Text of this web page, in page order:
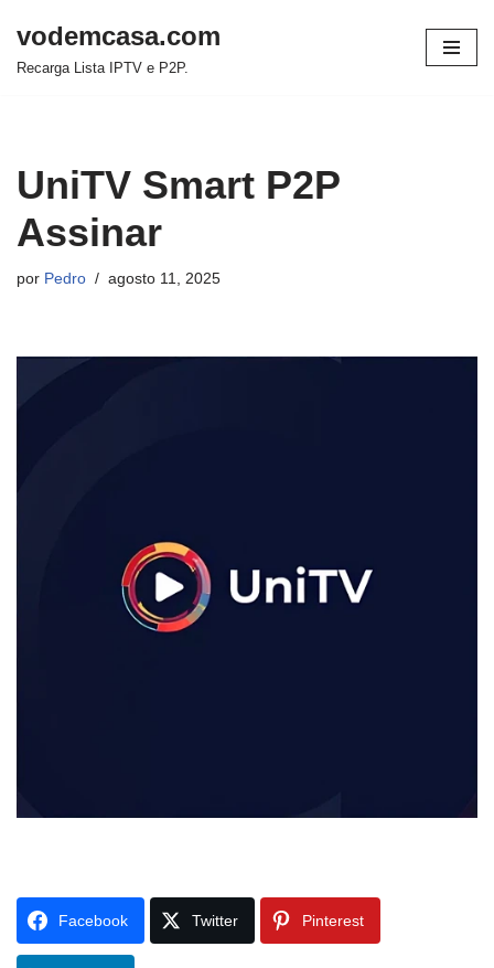
Pular
vodemcasa.com
Recarga Lista IPTV e P2P.
UniTV Smart P2P
Assinar
por Pedro agosto 11, 2025
Facebook Twitter Pinterest